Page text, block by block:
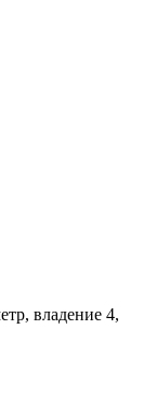
владение 4,